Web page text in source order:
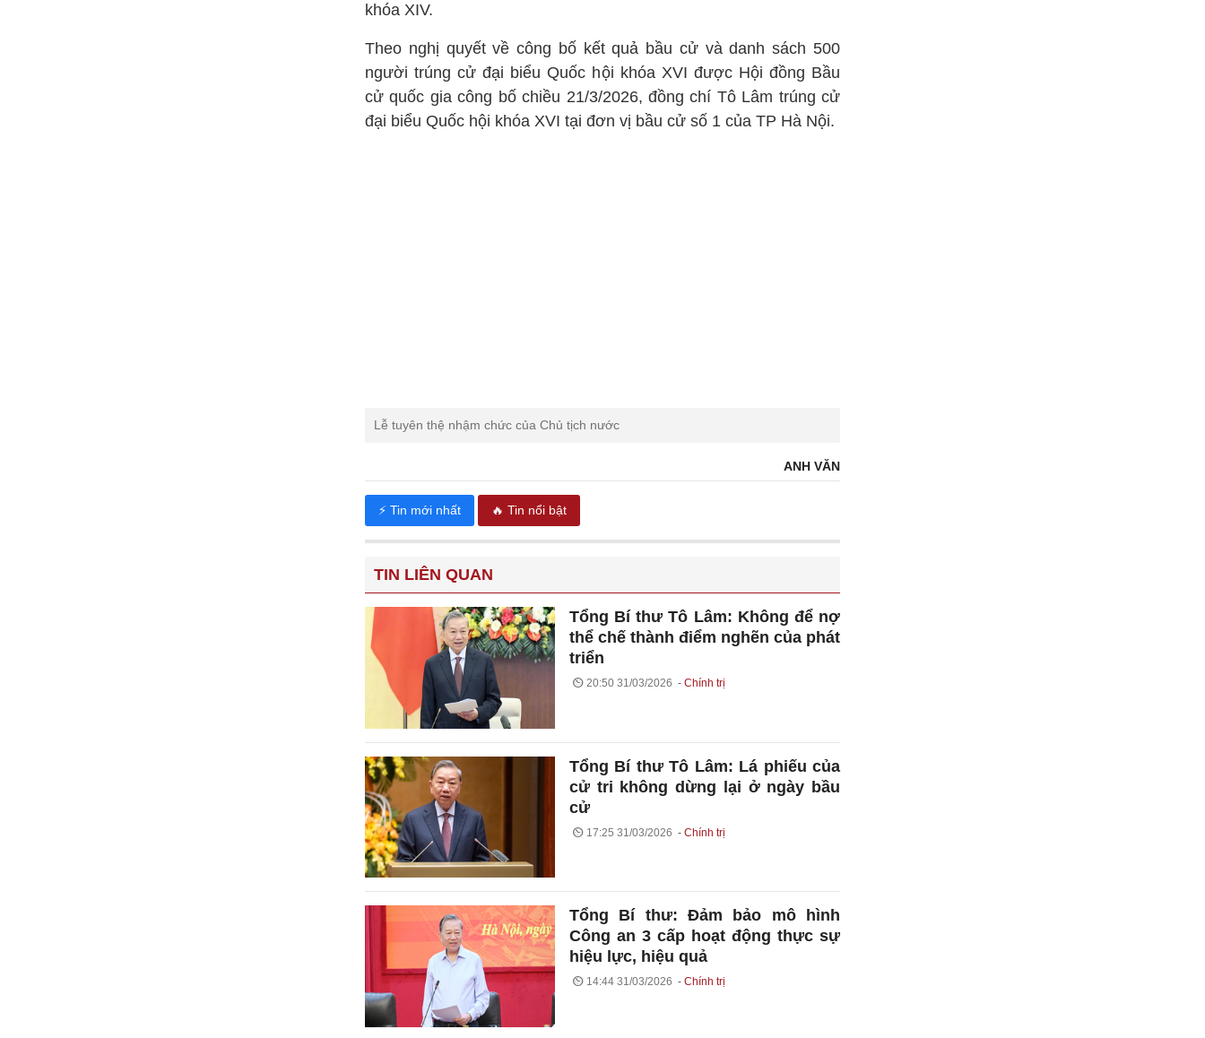
khóa XIV.
Theo nghị quyết về công bố kết quả bầu cử và danh sách 500
người trúng cử đại biểu Quốc hội khóa XVI được Hội đồng Bầu
cử quốc gia công bố chiều 21/3/2026, đồng chí Tô Lâm trúng cử
đại biểu Quốc hội khóa XVI tại đơn vị bầu cử số 1 của TP Hà Nội.
Lễ tuyên thệ nhậm chức của Chủ tịch nước
ANH VĂN
⚡ Tin mới nhất 🔥 Tin nổi bật
TIN LIÊN QUAN
Tổng Bí thư Tô Lâm: Không để nợ
thể chế thành điểm nghẽn của phát
triển
20:50 31/03/2026 Chính trị
Tổng Bí thư Tô Lâm: Lá phiếu của
cử tri không dừng lại ở ngày bầu
cử
17:25 31/03/2026 Chính trị
Tổng Bí thư: Đảm bảo mô hình
Công an 3 cấp hoạt động thực sự
hiệu lực, hiệu quả
14:44 31/03/2026 Chính trị